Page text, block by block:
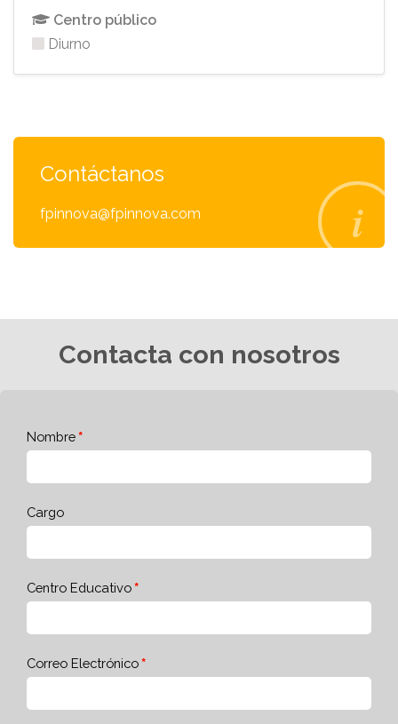
Centro público
Diurno
Contáctanos
fpinnova@fpinnova.com
Contacta con nosotros
Nombre
Cargo
Centro Educativo
Correo Electrónico